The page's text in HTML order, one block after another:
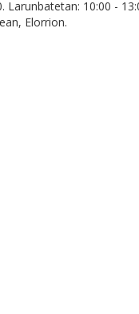
Larunbatetan: 10:00 -
Elorrion.